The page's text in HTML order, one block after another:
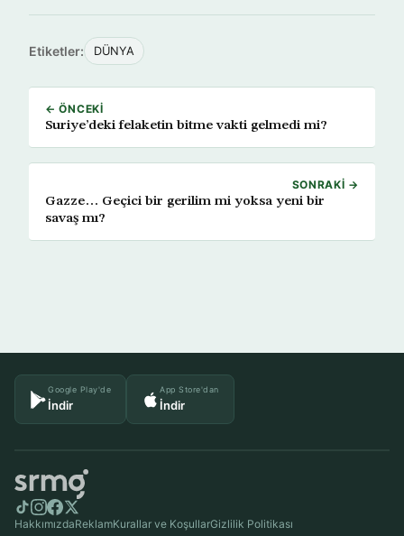
Etiketler: DÜNYA
← ÖNCEKI
Suriye’deki felaketin bitme vakti gelmedi mi?
SONRAKI →
Gazze… Geçici bir gerilim mi yoksa yeni bir
savaş mı?
Google Play'de
İndir
App Store'dan
İndir
HakkımızdaReklamKurallar ve KoşullarGizlilik Politikası